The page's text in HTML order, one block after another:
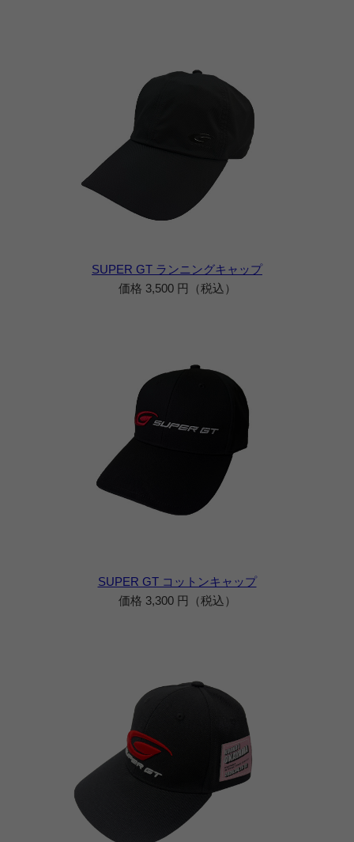
SUPER GT ランニングキャップ
価格 3,500 円（税込）
SUPER GT コットンキャップ
価格 3,300 円（税込）